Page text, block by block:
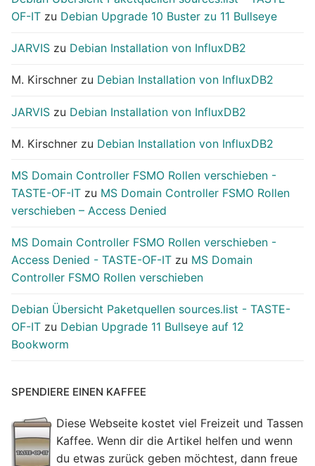
OF-IT zu Debian Upgrade 10 Buster zu 11 Bullseye
JARVIS zu Debian Installation von InfluxDB2
M. Kirschner zu Debian Installation von InfluxDB2
JARVIS zu Debian Installation von InfluxDB2
M. Kirschner zu Debian Installation von InfluxDB2
MS Domain Controller FSMO Rollen verschieben -
TASTE-OF-IT zu MS Domain Controller FSMO Rollen
verschieben – Access Denied
MS Domain Controller FSMO Rollen verschieben -
Access Denied - TASTE-OF-IT zu MS Domain
Controller FSMO Rollen verschieben
Debian Übersicht Paketquellen sources.list - TASTE-
OF-IT zu Debian Upgrade 11 Bullseye auf 12
Bookworm
SPENDIERE EINEN KAFFEE
Diese Webseite kostet viel Freizeit und Tassen
Kaffee. Wenn dir die Artikel helfen und wenn
du etwas zurück geben möchtest, dann freue